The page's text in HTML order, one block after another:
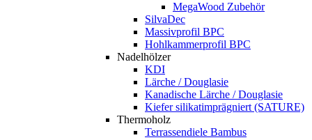
MegaWood Zubehör
SilvaDec
Massivprofil BPC
Hohlkammerprofil BPC
Nadelhölzer
KDI
Lärche / Douglasie
Kanadische Lärche / Douglasie
Kiefer silikatimprägniert (SATURE)
Thermoholz
Terrassendiele Bambus